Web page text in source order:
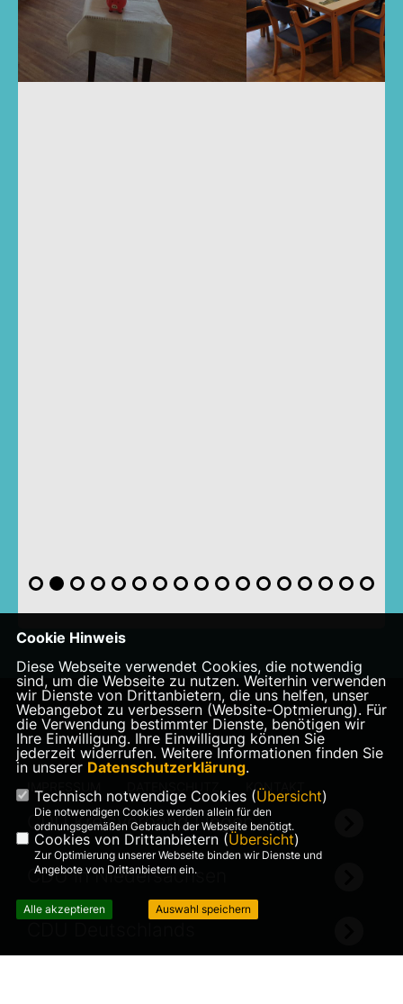
IMPRESSUM DATENSCHUTZ KONTAKT
CDU Kreisverband Lingen
CDU in Niedersachsen
Cookie Hinweis
Diese Webseite verwendet Cookies, die notwendig
sind, um die Webseite zu nutzen. Weiterhin verwenden
wir Dienste von Drittanbietern, die uns helfen, unser
Webangebot zu verbessern (Website-Optmierung). Für
die Verwendung bestimmter Dienste, benötigen wir
Ihre Einwilligung. Ihre Einwilligung können Sie
jederzeit widerrufen. Weitere Informationen finden Sie
in unserer Datenschutzerklärung.
Technisch notwendige Cookies (Übersicht)
Die notwendigen Cookies werden allein für den
ordnungsgemäßen Gebrauch der Webseite benötigt.
Cookies von Drittanbietern (Übersicht)
Zur Optimierung unserer Webseite binden wir Dienste und
Angebote von Drittanbietern ein.
Alle akzeptieren Auswahl speichern